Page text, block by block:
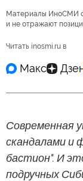
Материалы ИноСМИ
и не отражают
Читать inosmi.ru в
Современная
скандалами и
бастион". И
подручных